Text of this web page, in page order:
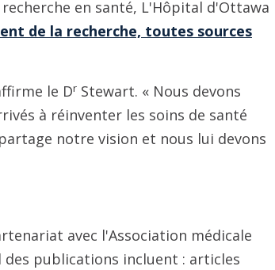
en santé, L'Hôpital d'Ottawa
de la recherche, toutes sources
le Dr Stewart. « Nous devons
à réinventer les soins de santé
notre vision et nous lui devons
avec l'Association médicale
publications incluent : articles